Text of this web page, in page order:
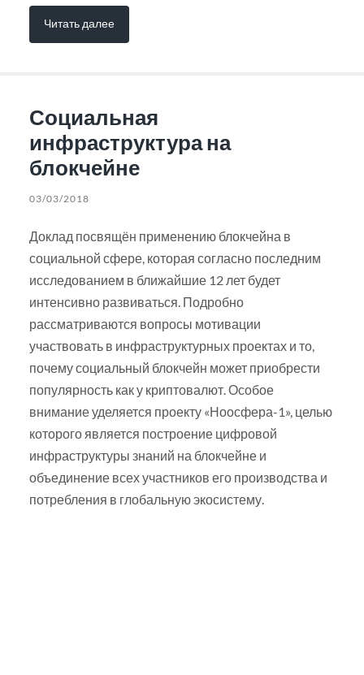
Читать далее
Социальная
инфраструктура на
блокчейне
03/03/2018
Доклад посвящён применению блокчейна в
социальной сфере, которая согласно последним
исследованием в ближайшие 12 лет будет
интенсивно развиваться. Подробно
рассматриваются вопросы мотивации
участвовать в инфраструктурных проектах и то,
почему социальный блокчейн может приобрести
популярность как у криптовалют. Особое
внимание уделяется проекту «Ноосфера-1», целью
которого является построение цифровой
инфраструктуры знаний на блокчейне и
объединение всех участников его производства и
потребления в глобальную экосистему.